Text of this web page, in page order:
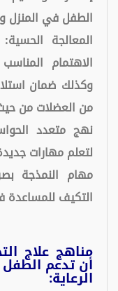
الطفل في المنزل
المعالجة
الاهتمام
وكذلك ضمان
من العضلات من
نهج متعدد
لتعلم مهارات
مهام النمذجة
التكيف
مناهج علاج
أن تدعم
الرعاية: